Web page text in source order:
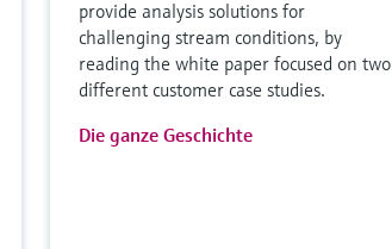
provide analysis solutions for
challenging stream conditions, by
reading the white paper focused on two
different customer case studies.
Die ganze Geschichte